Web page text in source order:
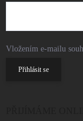
Vložením e-mailu
Přihlásit se